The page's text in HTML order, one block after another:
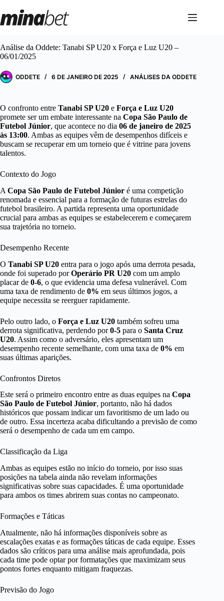
para
o
Análise da Oddete: Tanabi SP U20 x Força e Luz U20 –
06/01/2025
ODDETE 6 DE JANEIRO DE 2025 ANÁLISES DA ODDETE
O confronto entre Tanabi SP U20 e Força e Luz U20
promete ser um embate interessante na Copa São Paulo de
Futebol Júnior, que acontece no dia 06 de janeiro de 2025
às 13:00. Ambas as equipes vêm de desempenhos difíceis e
buscam se recuperar em um torneio que é vitrine para jovens
talentos.
Contexto do Jogo
A Copa São Paulo de Futebol Júnior é uma competição
renomada e essencial para a formação de futuras estrelas do
futebol brasileiro. A partida representa uma oportunidade
crucial para ambas as equipes se estabelecerem e começarem
sua trajetória no torneio.
Desempenho Recente
O Tanabi SP U20 entra para o jogo após uma derrota pesada,
onde foi superado porOperário PR U20 com um amplo
placar de 0-6, o que evidencia uma defesa vulnerável. Com
uma taxa de rendimento de 0% em seus últimos jogos, a
equipe necessita se reerguer rapidamente.
Pelo outro lado, o Força e Luz U20 também sofreu uma
derrota significativa, perdendo por0-5 para o Santa Cruz
U20. Assim como o adversário, eles apresentam um
desempenho recente semelhante, com uma taxa de 0% em
suas últimas aparições.
Confrontos Diretos
Este será o primeiro encontro entre as duas equipes na Copa
São Paulo de Futebol Júnior, portanto, não há dados
históricos que possam indicar um favoritismo de um lado ou
de outro. Essa incerteza acaba dificultando a previsão de como
será o desempenho de cada um em campo.
Classificação da Liga
Ambas as equipes estão no início do torneio, por isso suas
posições na tabela ainda não revelam informações
significativas sobre suas capacidades. É uma oportunidade
para ambos os times abrirem suas contas no campeonato.
Formações e Táticas
Atualmente, não há informações disponíveis sobre as
escalações exatas e as formações táticas de cada equipe. Esses
dados são críticos para uma análise mais aprofundada, pois
cada time pode optar por formatações que maximizam seus
pontos fortes enquanto mitigam fraquezas.
Previsão do Jogo